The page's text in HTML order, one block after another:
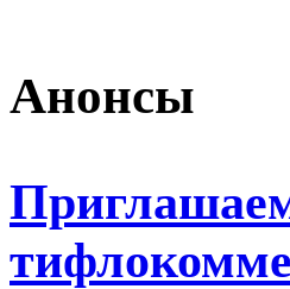
Анонсы